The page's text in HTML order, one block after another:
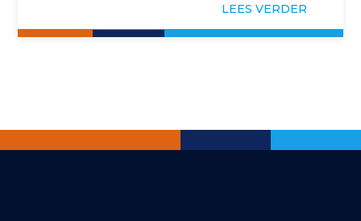
LEES VERDER